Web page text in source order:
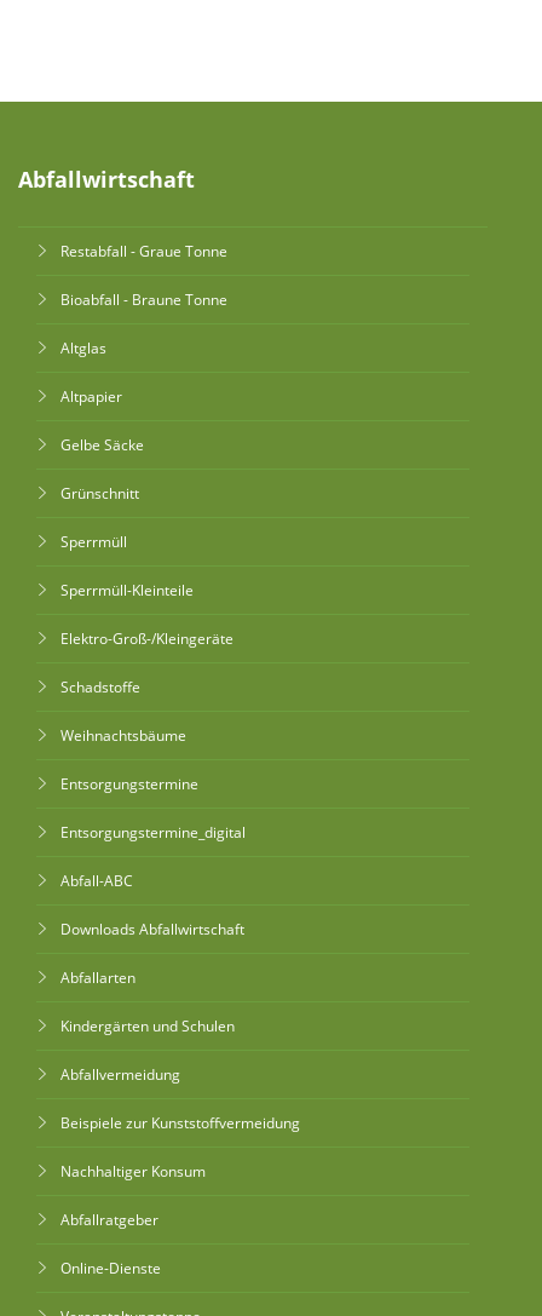
Abfallwirtschaft
Restabfall - Graue Tonne
Bioabfall - Braune Tonne
Altglas
Altpapier
Gelbe Säcke
Grünschnitt
Sperrmüll
Sperrmüll-Kleinteile
Elektro-Groß-/Kleingeräte
Schadstoffe
Weihnachtsbäume
Entsorgungstermine
Entsorgungstermine_digital
Abfall-ABC
Downloads Abfallwirtschaft
Abfallarten
Kindergärten und Schulen
Abfallvermeidung
Beispiele zur Kunststoffvermeidung
Nachhaltiger Konsum
Abfallratgeber
Online-Dienste